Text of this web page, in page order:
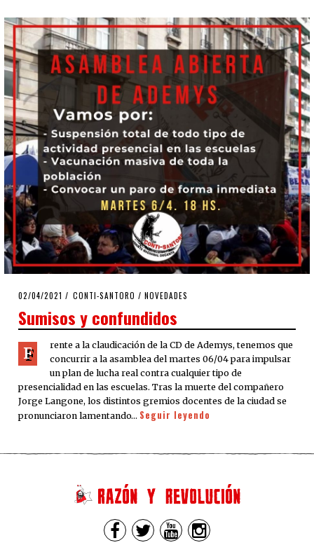
POSTED
02/04/2021 04/04/2021
CONTI-SANTORO / NOVEDADES
Sumisos y confundidos
F
rente a la claudicación de la CD de Ademys, tenemos que
concurrir a la asamblea del martes 06/04 para impulsar
un plan de lucha real contra cualquier tipo de
presencialidad en las escuelas. Tras la muerte del compañero
Jorge Langone, los distintos gremios docentes de la ciudad se
pronunciaron lamentando… Seguir leyendo